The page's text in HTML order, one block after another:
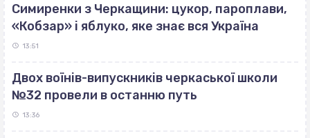
Симиренки з Черкащини: цукор, пароплави,
«Кобзар» і яблуко, яке знає вся Україна
13:51
Двох воїнів-випускників черкаської школи
№32 провели в останню путь
13:36